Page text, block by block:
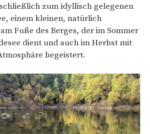
zum idyllisch gelegenen
einem kleinen, natürlich
Fuße des Berges, der im Sommer
dient und auch im Herbst mit
begeistert.